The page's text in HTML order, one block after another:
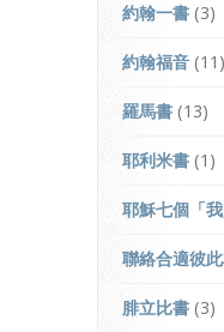
約翰一書 (3)
約翰福音 (11)
羅馬書 (13)
耶利米書 (1)
耶穌七個「我
聯絡合適彼
腓立比書 (3)